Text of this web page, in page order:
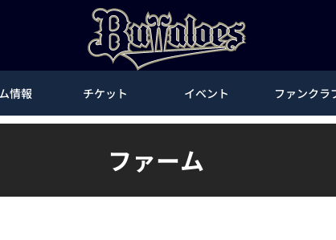
情報 チケット イベント ファンクラ
ファーム